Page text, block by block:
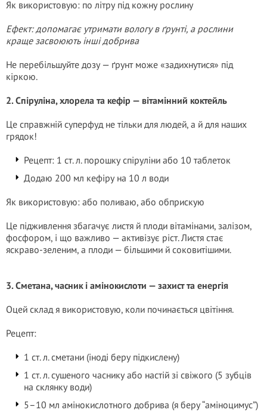
Як використовую: по літру під кожну рослину
Ефект: допомагає утримати вологу в ґрунті, а рослини
краще засвоюють інші добрива
Не перебільшуйте дозу — ґрунт може «задихнутися» під
кіркою.
2. Спіруліна, хлорела та кефір — вітамінний коктейль
Це справжній суперфуд не тільки для людей, а й для наших
грядок!
Рецепт: 1 ст. л. порошку спіруліни або 10 таблеток
Додаю 200 мл кефіру на 10 л води
Як використовую: або поливаю, або обприскую
Це підживлення збагачує листя й плоди вітамінами, залізом,
фосфором, і що важливо — активізує ріст. Листя стає
яскраво-зеленим, а плоди — більшими й соковитішими.
3. Сметана, часник і амінокислоти — захист та енергія
Оцей склад я використовую, коли починається цвітіння.
Рецепт:
1 ст. л. сметани (іноді беру підкислену)
1 ст. л. сушеного часнику або настій зі свіжого (5 зубців
на склянку води)
5–10 мл амінокислотного добрива (я беру “аміноцимус”)